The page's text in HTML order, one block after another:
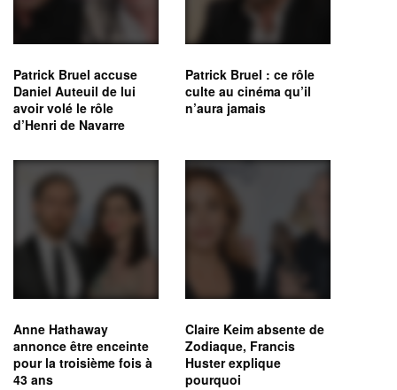
Patrick Bruel accuse
Daniel Auteuil de lui
avoir volé le rôle
d’Henri de Navarre
Patrick Bruel : ce rôle
culte au cinéma qu’il
n’aura jamais
Anne Hathaway
annonce être enceinte
pour la troisième fois à
43 ans
Claire Keim absente de
Zodiaque, Francis
Huster explique
pourquoi